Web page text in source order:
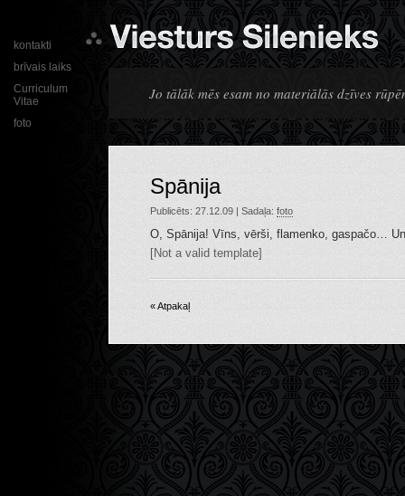
Jo tālāk mēs esam no materiālās dzīves
kontakti
brīvais laiks
Curriculum
Vitae
foto
Spānija
Publicēts: 27.12.09 | Sadaļa: foto
O, Spānija! Vīns, vērši, flamenko, gaspačo…
[Not a valid template]
« Atpakaļ